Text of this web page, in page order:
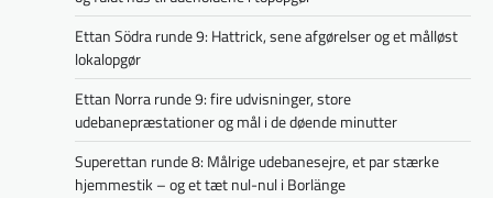
Ettan Södra runde 9: Hattrick, sene afgørelser og et målløst
lokalopgør
Ettan Norra runde 9: fire udvisninger, store
udebanepræstationer og mål i de døende minutter
Superettan runde 8: Målrige udebanesejre, et par stærke
hjemmestik – og et tæt nul-nul i Borlänge